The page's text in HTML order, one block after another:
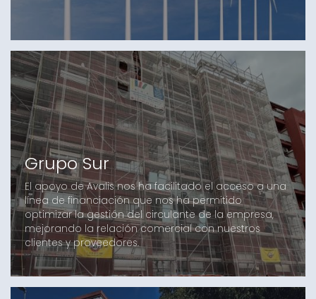
Grupo Sur
El apoyo de Avalis nos ha facilitado el acceso a una
línea de financiación que nos ha permitido
optimizar la gestión del circulante de la empresa,
mejorando la relación comercial con nuestros
clientes y proveedores.